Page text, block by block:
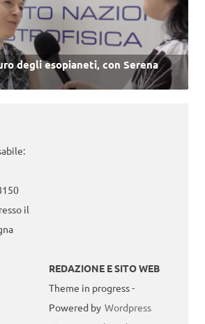
degli esopianeti, con Serena
il
REDAZIONE E SITO WEB
Theme in progress -
Powered by Wordpress